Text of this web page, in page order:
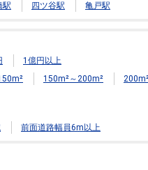
駅 四ツ谷駅 亀戸駅
1億円以上
150m²～200m²
前面道路幅員6m以上